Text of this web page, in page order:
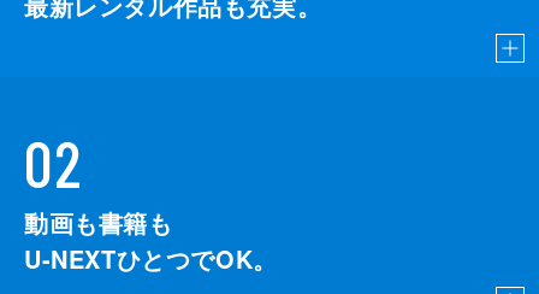
02
動画も書籍も
U-NEXTひとつでOK。